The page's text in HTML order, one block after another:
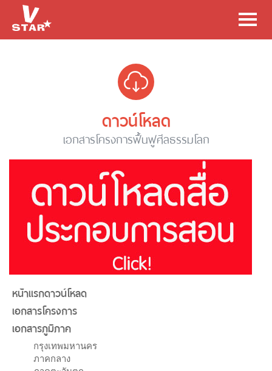
ดาวน์โหลด
เอกสารโครงการฟื้นฟูศีลธรรมโลก
หน้าแรกดาวน์โหลด
เอกสารโครงการ
เอกสารภูมิภาค
กรุงเทพมหานคร
ภาคกลาง